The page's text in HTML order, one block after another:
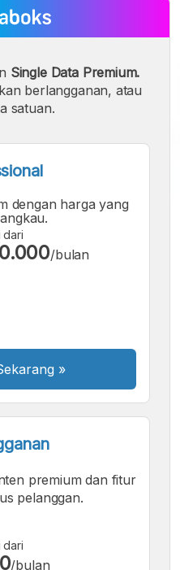
A
Font
Single Data Premium.
berlangganan, atau
satuan.
dengan harga yang
dari
/bulan
»
premium dan fitur
pelanggan.
dari
/bulan